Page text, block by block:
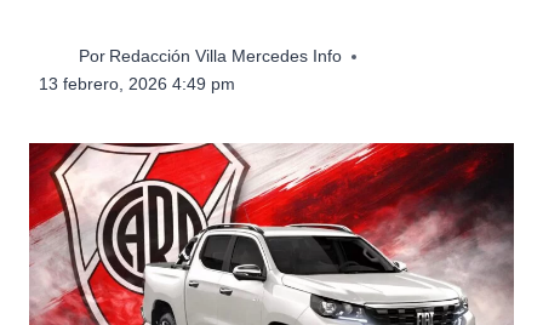
Por Redacción Villa Mercedes Info
13 febrero, 2026 4:49 pm